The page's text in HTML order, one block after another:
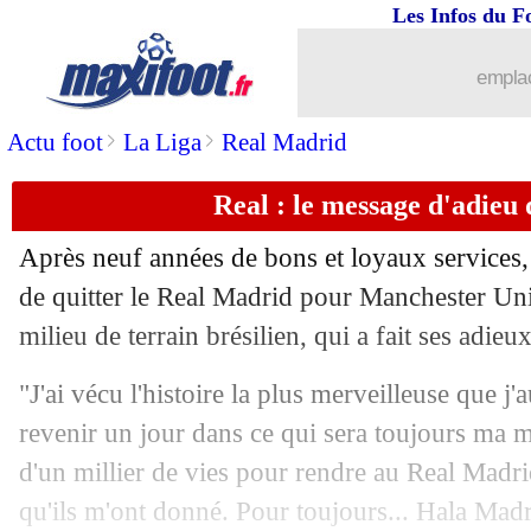
Actu foot> La Liga> Real Madrid
Les Infos du
Real : le message d'adieu
Après neuf années de bons et loyaux
de quitter le Real Madrid pour Manchester
milieu de terrain brésilien, qui a fait ses
"J'ai vécu l'histoire la plus merveilleuse que
revenir un jour dans ce qui sera toujours ma
d'un millier de vies pour rendre au Real
qu'ils m'ont donné. Pour toujours... Hala
VIDEO : le coup de canon de Rutter !
20/08 All.: Dortmund renversé par le
: la piste Cavani toujours active
20/08 PSG: Dina-Ebimbe à Francfort, les
20/08 L2 : l'ASSE dans un cauchemar !
20/08 Man Utd: un échange Maguire -
L1 : Monaco-Lens, les compos